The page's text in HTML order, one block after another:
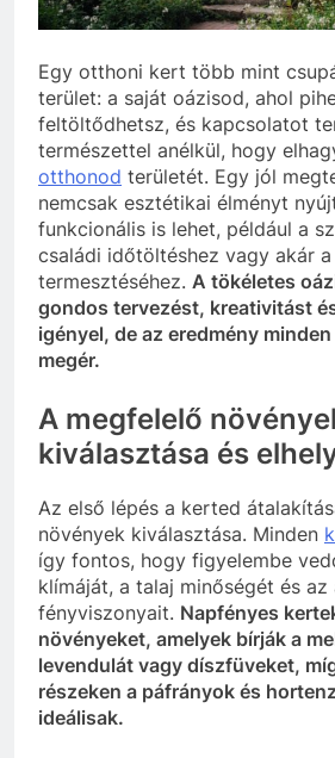
Egy otthoni kert több mint
terület: a saját oázisod, ahol
feltöltődhetsz, és kapcsolatot
természettel anélkül, hogy
otthonod területét. Egy jól
nemcsak esztétikai élményt
funkcionális is lehet, például a
családi időtöltéshez vagy akár
termesztéséhez. A tökéletes
gondos tervezést, kreativitást
igényel, de az eredmény
megér.
A megfelelő
kiválasztása és
Az első lépés a kerted
növények kiválasztása. Minden
így fontos, hogy figyelembe
klímáját, a talaj minőségét és
fényviszonyait. Napfényes
növényeket, amelyek bírják a
levendulát vagy díszfüveket,
részeken a páfrányok és
ideálisak.